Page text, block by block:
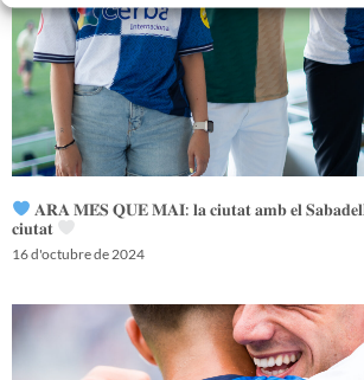
𝐀𝐑𝐀 𝐌𝐄́𝐒 𝐐𝐔𝐄 𝐌𝐀𝐈: 𝐥𝐚 𝐜𝐢𝐮𝐭𝐚𝐭 𝐚𝐦𝐛 𝐞𝐥 𝐒𝐚𝐛𝐚𝐝𝐞𝐥𝐥
𝐜𝐢𝐮𝐭𝐚𝐭
16 d'octubre de 2024